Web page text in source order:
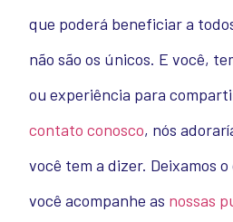
que poderá beneficiar a
não são os únicos. E você,
ou experiência para
contato conosco, nós
você tem a dizer. Deixamos
você acompanhe as nossas